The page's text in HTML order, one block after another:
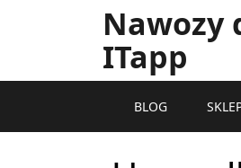
Nawozy
ITapp
BLOG